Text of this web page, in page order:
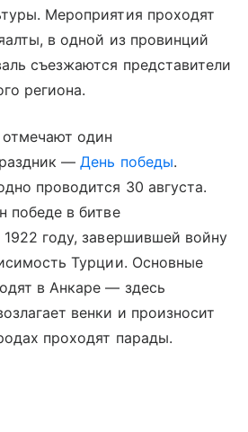
Мероприятия проходят
в одной из провинций
съезжаются представители
региона.
один
—День победы.
проводится 30 августа.
победе в битве
году, завершившей войну
Турции. Основные
в Анкаре — здесь
венки и произносит
проходят парады.